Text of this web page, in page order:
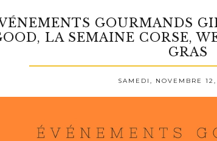
GOURMANDS
LA SEMAINE CORSE,
GRAS
SAMEDI, NOVEMBRE